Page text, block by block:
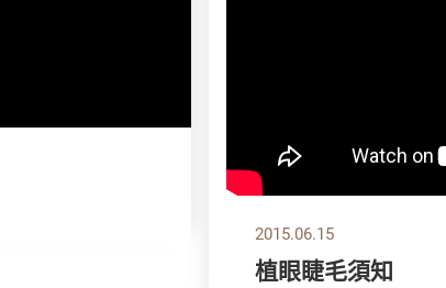
2015.06.15
植眼睫毛須知